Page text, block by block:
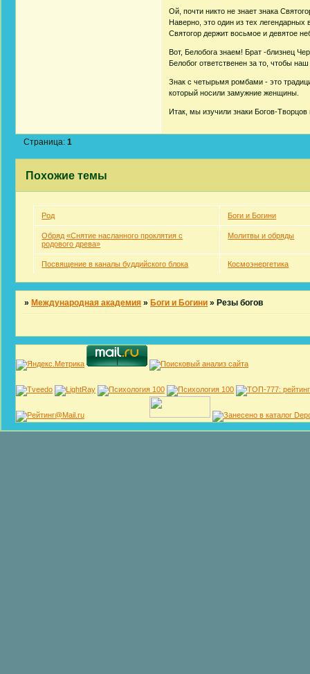
Ой, почти никто не знает знака
Наверно, это один из тех легендарных
Святогор держит восьмое и девятое
Вот, Белобога знаем! Брат -близнец
Белобог ответственен за то, чтобы
Знак с четырьмя ромбами - это
который носили замужние женщины.
Итак, мы изучили знаки Богов-
Страница:1
Похожие темы
Род Боги и Богини
Обряд «Снятие насланного проклятия с
родового древа»
Молитвы и обряды
Посвящение в каналы буддийского блока Космоэнергетика
»Международная академия »Боги и Богини »Резы богов